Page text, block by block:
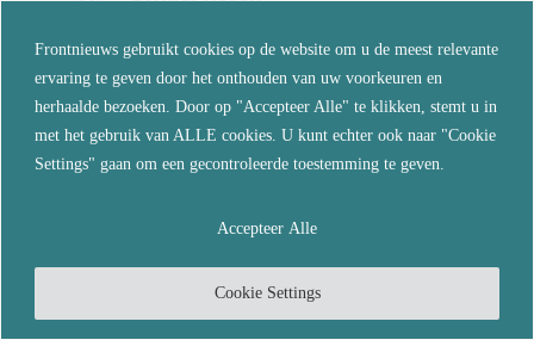
Frontnieuws gebruikt cookies op de website om u de meest relevante
ervaring te geven door het onthouden van uw voorkeuren en
herhaalde bezoeken. Door op "Accepteer Alle" te klikken, stemt u in
met het gebruik van ALLE cookies. U kunt echter ook naar "Cookie
Settings" gaan om een gecontroleerde toestemming te geven.
Cookie Settings
Accepteer Alle
Ik ga geen ruzies aan op FN. Wel discussies. Ik
heb gereageerd op je kalergi. Maar je reageert daar
niet op. En ik heb je een compliment gegeven
over je hartelijkheid naar Mariska toe. Jij wilt
alleen maar op vingers tikken. Dus. Voor mij is dit
ga ik niet aan. Succes in deze covidshit.
Reageer
Greengo